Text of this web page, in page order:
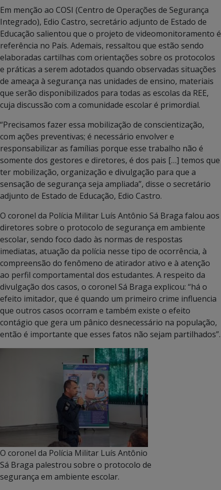
Em menção ao COSI (Centro de Operações de Segurança
Integrado), Edio Castro, secretário adjunto de Estado de
Educação salientou que o projeto de videomonitoramento é
referência no País. Ademais, ressaltou que estão sendo
elaboradas cartilhas com orientações sobre os protocolos
e práticas a serem adotados quando observadas situações
de ameaça à segurança nas unidades de ensino, materiais
que serão disponibilizados para todas as escolas da REE,
cuja discussão com a comunidade escolar é primordial.
“Precisamos fazer essa mobilização de conscientização,
com ações preventivas; é necessário envolver e
responsabilizar as famílias porque esse trabalho não é
somente dos gestores e diretores, é dos pais […] temos que
ter mobilização, organização e divulgação para que a
sensação de segurança seja ampliada”, disse o secretário
adjunto de Estado de Educação, Edio Castro.
O coronel da Polícia Militar Luís Antônio Sá Braga falou aos
diretores sobre o protocolo de segurança em ambiente
escolar, sendo foco dado às normas de respostas
imediatas, atuação da polícia nesse tipo de ocorrência, à
compreensão do fenômeno de atirador ativo e à atenção
ao perfil comportamental dos estudantes. A respeito da
divulgação dos casos, o coronel Sá Braga explicou: “há o
efeito imitador, que é quando um primeiro crime influencia
que outros casos ocorram e também existe o efeito
contágio que gera um pânico desnecessário na população,
então é importante que esses fatos não sejam partilhados”.
O coronel da Polícia Militar Luís Antônio
Sá Braga palestrou sobre o protocolo de
segurança em ambiente escolar.